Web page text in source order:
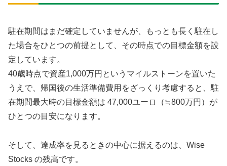
駐在期間はまだ確定していませんが、もっとも長く駐在し
た場合をひとつの前提として、その時点での目標金額を設
定しています。
40歳時点で資産1,000万円というマイルストーンを置いた
うえで、帰国後の生活準備費用をざっくり考慮すると、駐
在期間最大時の目標金額は 47,000ユーロ（≒800万円）が
ひとつの目安になります。
そして、達成率を見るときの中心に据えるのは、Wise
Stocks の残高です。